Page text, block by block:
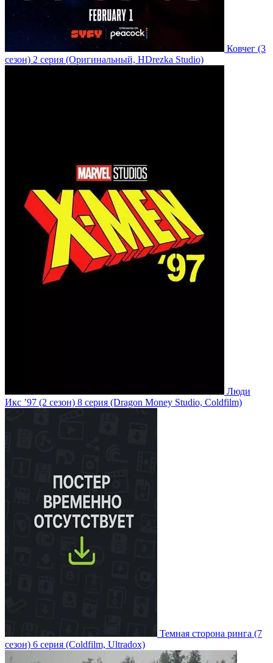
Ковчег (3
сезон) 2 серия (Оригинальный, HDrezka Studio)
Люди
Икс ’97 (2 сезон) 8 серия (Dragon Money Studio, Coldfilm)
Темная сторона ринга (7
сезон) 6 серия (Coldfilm, Ultradox)